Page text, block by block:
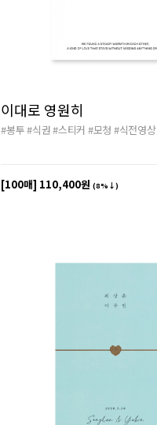
이대로 영원히
#봉투#식권#스티커 #모청 #식전영상
[100매] 110,400원 (8%↓)